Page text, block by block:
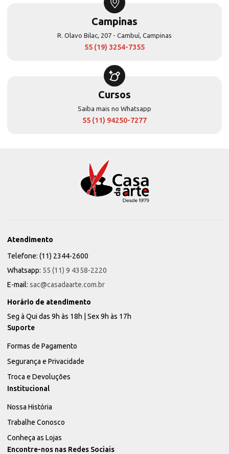
Campinas
R. Olavo Bilac, 207 - Cambuí, Campinas
55 (19) 3254-7355
Cursos
Saiba mais no Whatsapp
55 (11) 94250-7277
Atendimento
Telefone: (11) 2344-2600
Whatsapp: 55 (11) 9 4358-2220
E-mail: sac@casadaarte.com.br
Horário de atendimento
Seg à Qui das 9h às 18h | Sex 9h às 17h
Suporte
Formas de Pagamento
Segurança e Privacidade
Troca e Devoluções
Institucional
Nossa História
Trabalhe Conosco
Conheça as Lojas
Encontre-nos nas Redes Sociais